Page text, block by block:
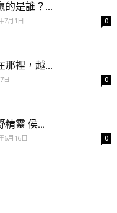
的是誰？...
7月1日 0
那裡，越...
日 0
精靈 侯...
6月16日 0